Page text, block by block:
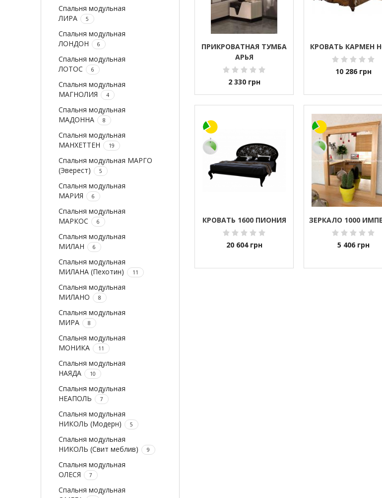
Спальня модульная
ЛИРА
5
Спальня модульная
ЛОНДОН
6
Спальня модульная
ЛОТОС
6
Спальня модульная
МАГНОЛИЯ
4
Спальня модульная
МАДОННА
8
Спальня модульная
МАНХЕТТЕН
19
Спальня модульная МАРГО
(Эверест)
5
Спальня модульная
МАРИЯ
6
Спальня модульная
МАРКОС
6
Спальня модульная
МИЛАН
6
Спальня модульная
МИЛАНА (Пехотин)
11
Спальня модульная
МИЛАНО
8
Спальня модульная
МИРА
8
Спальня модульная
МОНИКА
11
Спальня модульная
НАЯДА
10
Спальня модульная
НЕАПОЛЬ
7
Спальня модульная
НИКОЛЬ (Модерн)
5
Спальня модульная
НИКОЛЬ (Свит меблив)
9
Спальня модульная
ОЛЕСЯ
7
Спальня модульная
ПРИКРОВАТНАЯ ТУМБА
АРЬЯ
2 330 грн
КРОВАТЬ КАРМЕН
10 286 грн
КРОВАТЬ 1600 ПИОНИЯ
20 604 грн
ЗЕРКАЛО 1000
5 406 грн